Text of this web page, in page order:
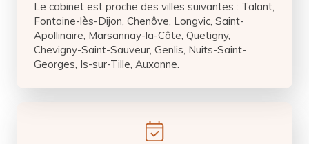
Le cabinet est proche des villes suivantes : Talant,
Fontaine-lès-Dijon, Chenôve, Longvic, Saint-
Apollinaire, Marsannay-la-Côte, Quetigny,
Chevigny-Saint-Sauveur, Genlis, Nuits-Saint-
Georges, Is-sur-Tille, Auxonne.